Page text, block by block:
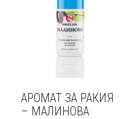
АРОМАТ ЗА РАКИЯ
– МАЛИНОВА